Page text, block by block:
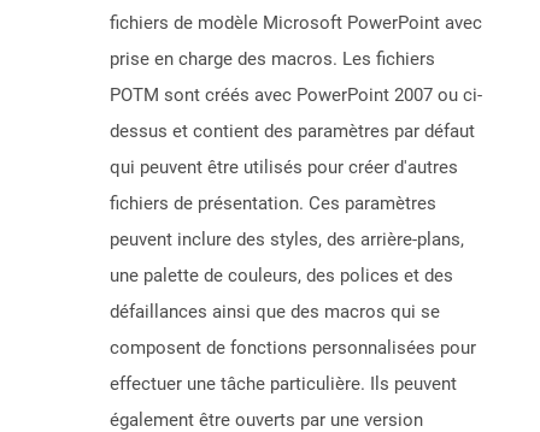
fichiers de modèle Microsoft PowerPoint avec
prise en charge des macros. Les fichiers
POTM sont créés avec PowerPoint 2007 ou ci-
dessus et contient des paramètres par défaut
qui peuvent être utilisés pour créer d'autres
fichiers de présentation. Ces paramètres
peuvent inclure des styles, des arrière-plans,
une palette de couleurs, des polices et des
défaillances ainsi que des macros qui se
composent de fonctions personnalisées pour
effectuer une tâche particulière. Ils peuvent
également être ouverts par une version